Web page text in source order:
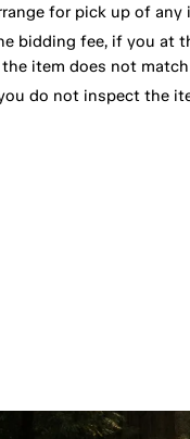
for pick up of any
bidding fee, if you at
item does not
do not inspect the